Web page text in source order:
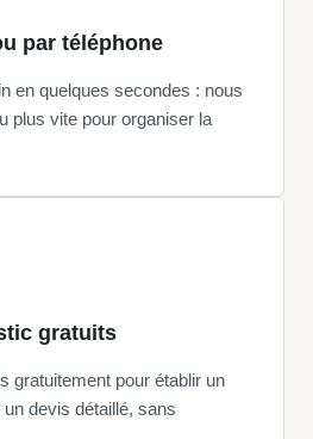
par téléphone
en quelques secondes : nous
plus vite pour organiser la
gratuits
gratuitement pour établir un
devis détaillé, sans